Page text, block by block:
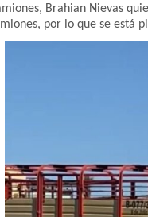
Brahian Nievas
por lo que se está